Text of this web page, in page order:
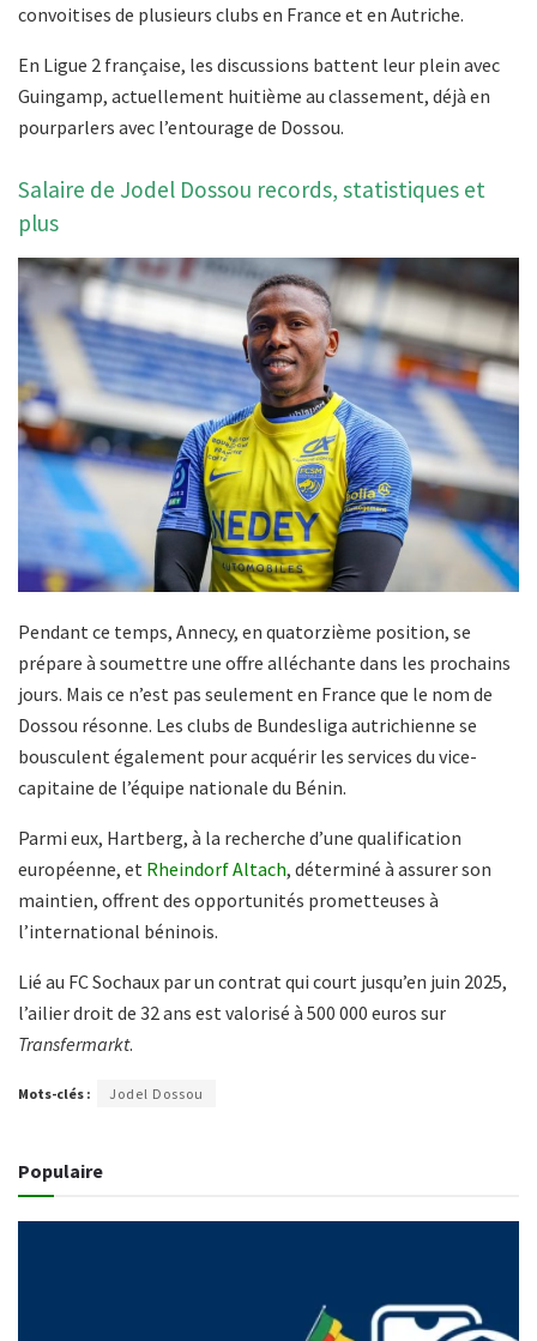
convoitises de plusieurs clubs en France et en Autriche.
En Ligue 2 française, les discussions battent leur plein avec
Guingamp, actuellement huitième au classement, déjà en
pourparlers avec l’entourage de Dossou.
Salaire de Jodel Dossou records, statistiques et
plus
Pendant ce temps, Annecy, en quatorzième position, se
prépare à soumettre une offre alléchante dans les prochains
jours. Mais ce n’est pas seulement en France que le nom de
Dossou résonne. Les clubs de Bundesliga autrichienne se
bousculent également pour acquérir les services du vice-
capitaine de l’équipe nationale du Bénin.
Parmi eux, Hartberg, à la recherche d’une qualification
européenne, et Rheindorf Altach, déterminé à assurer son
maintien, offrent des opportunités prometteuses à
l’international béninois.
Lié au FC Sochaux par un contrat qui court jusqu’en juin 2025,
l’ailier droit de 32 ans est valorisé à 500 000 euros sur
Transfermarkt.
Mots-clés : Jodel Dossou
Populaire